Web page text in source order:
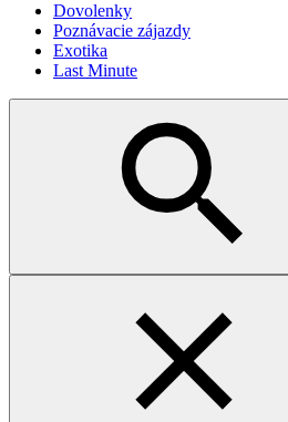
Dovolenky
Poznávacie zájazdy
Exotika
Last Minute